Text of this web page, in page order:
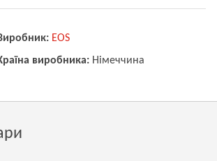
EOS
виробника: Німеччина